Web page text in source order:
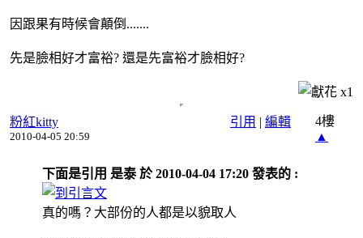
因跟果有時候會顛倒.......
先是臉相好才富裕? 還是先富裕才臉相好?
x1
引用 | 編輯
粉紅kitty
2010-04-05 20:59
4樓
▲
下面是引用 是泰 於 2010-04-04 17:20 發表的 :
真的嗎？大部份的人都是以貌取人